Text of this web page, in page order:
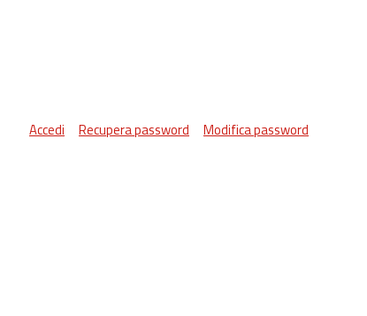
Accedi Recupera password Modifica password